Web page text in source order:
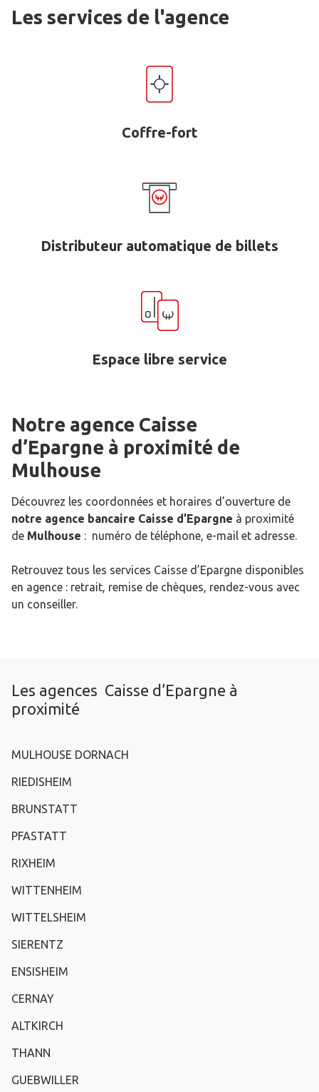
Les services de l'agence
Coffre-fort
Distributeur automatique de billets
Espace libre service
Notre agence Caisse
d’Epargne à proximité de
Mulhouse
Découvrez les coordonnées et horaires d’ouverture de
notre agence bancaire Caisse d’Epargne à proximité
de Mulhouse : numéro de téléphone, e-mail et adresse.
Retrouvez tous les services Caisse d’Epargne disponibles
en agence : retrait, remise de chèques, rendez-vous avec
un conseiller.
Les agences Caisse d’Epargne à
proximité
MULHOUSE DORNACH
RIEDISHEIM
BRUNSTATT
PFASTATT
RIXHEIM
WITTENHEIM
WITTELSHEIM
SIERENTZ
ENSISHEIM
CERNAY
ALTKIRCH
THANN
GUEBWILLER